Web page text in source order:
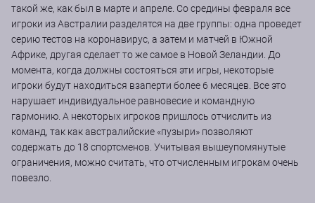
такой же, как был в марте и апреле. Со средины февраля все
игроки из Австралии разделятся на две группы: одна проведет
серию тестов на коронавирус, а затем и матчей в Южной
Африке, другая сделает то же самое в Новой Зеландии. До
момента, когда должны состояться эти игры, некоторые
игроки будут находиться взаперти более 6 месяцев. Все это
нарушает индивидуальное равновесие и командную
гармонию. А некоторых игроков пришлось отчислить из
команд, так как австралийские «пузыри» позволяют
содержать до 18 спортсменов. Учитывая вышеупомянутые
ограничения, можно считать, что отчисленным игрокам очень
повезло.